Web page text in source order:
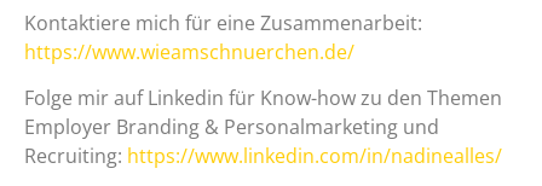
Kontaktiere mich für eine Zusammenarbeit:
https://www.wieamschnuerchen.de/
Folge mir auf Linkedin für Know-how zu den Themen
Employer Branding & Personalmarketing und
Recruiting: https://www.linkedin.com/in/nadinealles/